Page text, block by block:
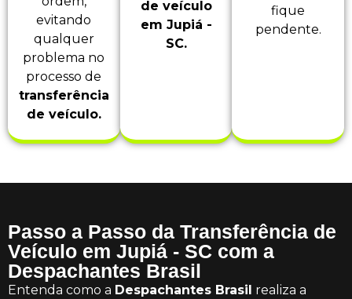
evitando
qualquer
problema no
processo de
transferência
de veículo.
de veículo
em Jupiá -
SC.
fique
pendente.
Passo a Passo da Transferência de
Veículo em Jupiá - SC com a
Despachantes Brasil
Entenda como a Despachantes Brasil realiza a